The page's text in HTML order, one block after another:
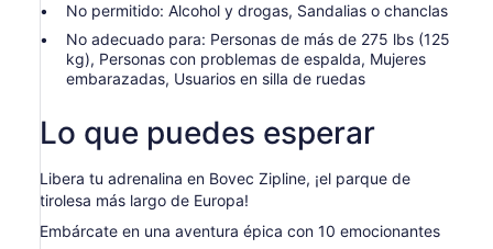
No permitido: Alcohol y drogas, Sandalias o chanclas
No adecuado para: Personas de más de 275 lbs (125
kg), Personas con problemas de espalda, Mujeres
embarazadas, Usuarios en silla de ruedas
Lo que puedes esperar
Libera tu adrenalina en Bovec Zipline, ¡el parque de
tirolesa más largo de Europa!
Embárcate en una aventura épica con 10 emocionantes